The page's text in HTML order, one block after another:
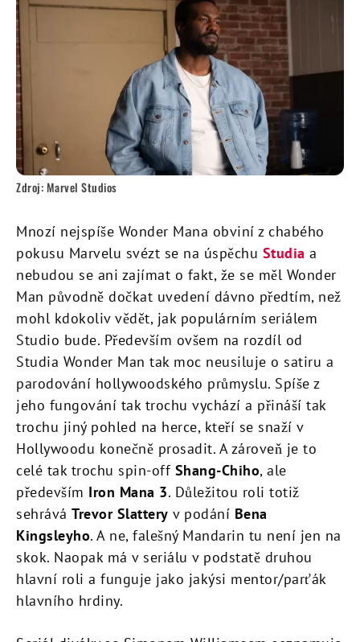
Zdroj: Marvel Studios
Mnozí nejspíše Wonder Mana obviní z chabého
pokusu Marvelu svézt se na úspěchu Studia a
nebudou se ani zajímat o fakt, že se měl Wonder
Man původně dočkat uvedení dávno předtím, než
mohl kdokoliv vědět, jak populárním seriálem
Studio bude. Především ovšem na rozdíl od
Studia Wonder Man tak moc neusiluje o satiru a
parodování hollywoodského průmyslu. Spíše z
jeho fungování tak trochu vychází a přináší tak
trochu jiný pohled na herce, kteří se snaží v
Hollywoodu konečně prosadit. A zároveň je to
celé tak trochu spin-off Shang-Chiho, ale
především Iron Mana 3. Důležitou roli totiž
sehrává Trevor Slattery v podání Bena
Kingsleyho. A ne, falešný Mandarin tu není jen na
skok. Naopak má v seriálu v podstatě druhou
hlavní roli a funguje jako jakýsi mentor/parťák
hlavního hrdiny.